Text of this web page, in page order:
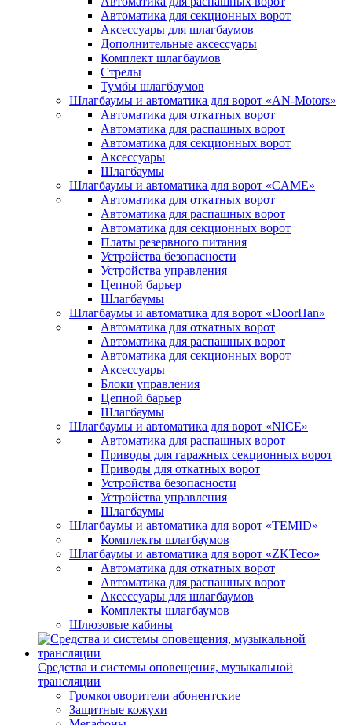
Автоматика для секционных ворот
Аксессуары для шлагбаумов
Дополнительные аксессуары
Комплект шлагбаумов
Стрелы
Тумбы шлагбаумов
Шлагбаумы и автоматика для ворот «AN-Motors»
Автоматика для откатных ворот
Автоматика для распашных ворот
Автоматика для секционных ворот
Аксессуары
Шлагбаумы
Шлагбаумы и автоматика для ворот «CAME»
Автоматика для откатных ворот
Автоматика для распашных ворот
Автоматика для секционных ворот
Платы резервного питания
Устройства безопасности
Устройства управления
Цепной барьер
Шлагбаумы
Шлагбаумы и автоматика для ворот «DoorHan»
Автоматика для откатных ворот
Автоматика для распашных ворот
Автоматика для секционных ворот
Аксессуары
Блоки управления
Цепной барьер
Шлагбаумы
Шлагбаумы и автоматика для ворот «NICE»
Автоматика для распашных ворот
Приводы для гаражных секционных ворот
Приводы для откатных ворот
Устройства безопасности
Устройства управления
Шлагбаумы
Шлагбаумы и автоматика для ворот «TEMID»
Комплекты шлагбаумов
Шлагбаумы и автоматика для ворот «ZKTeco»
Автоматика для откатных ворот
Автоматика для распашных ворот
Аксессуары для шлагбаумов
Комплекты шлагбаумов
Шлюзовые кабины
Средства и системы оповещения, музыкальной
трансляции
Громкоговорители абонентские
Защитные кожухи